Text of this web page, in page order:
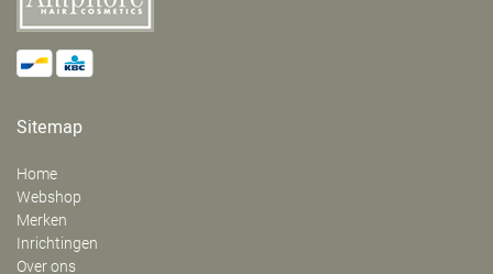
Sitemap
Home
Webshop
Merken
Inrichtingen
Over ons